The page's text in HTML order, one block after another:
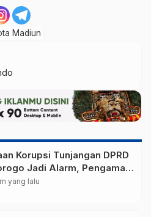
Madiun
Korupsi Tunjangan DPRD
Jadi Alarm, Pengamat
Magetan Perkuat Tata
yang lalu